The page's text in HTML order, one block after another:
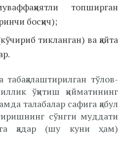
топширган
босқич);
тикланган) ва қайта
тўлов-
ўқитиш қийматининг
талабалар сафига қабул
сўнгги муддати
қадар (шу куни ҳам)